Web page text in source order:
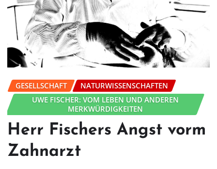
GESELLSCHAFT
NATURWISSENSCHAFTEN
UWE FISCHER: VOM LEBEN UND ANDEREN
MERKWÜRDIGKEITEN
Herr Fischers Angst vorm
Zahnarzt